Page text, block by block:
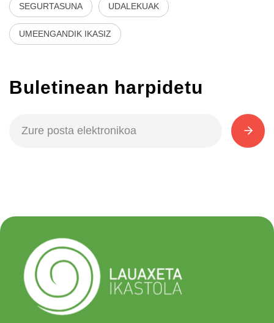
SEGURTASUNA UDALEKUAK
UMEENGANDIK IKASIZ
Buletinean harpidetu